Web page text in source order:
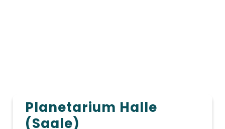
Planetarium Halle
(Saale)